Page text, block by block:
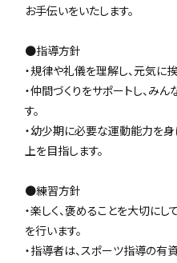
お手伝いをいたします。
●指導方針
・規律や礼儀を理解し、元気に
・仲間づくりをサポートし、み
す。
・幼少期に必要な運動能力を
上を目指します。
●練習方針
・楽しく、褒めることを大切に
を行います。
・指導者は、スポーツ指導の有